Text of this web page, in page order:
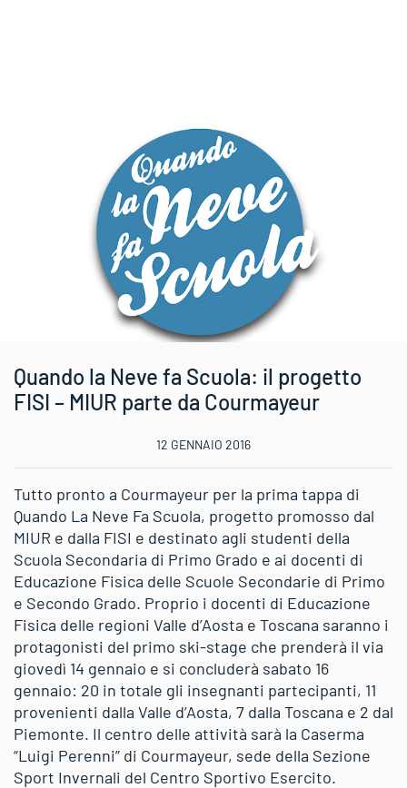
Quando la Neve fa Scuola: il progetto
FISI – MIUR parte da Courmayeur
12 GENNAIO 2016
Tutto pronto a Courmayeur per la prima tappa di
Quando La Neve Fa Scuola, progetto promosso dal
MIUR e dalla FISI e destinato agli studenti della
Scuola Secondaria di Primo Grado e ai docenti di
Educazione Fisica delle Scuole Secondarie di Primo
e Secondo Grado. Proprio i docenti di Educazione
Fisica delle regioni Valle d’Aosta e Toscana saranno i
protagonisti del primo ski-stage che prenderà il via
giovedì 14 gennaio e si concluderà sabato 16
gennaio: 20 in totale gli insegnanti partecipanti, 11
provenienti dalla Valle d’Aosta, 7 dalla Toscana e 2 dal
Piemonte. Il centro delle attività sarà la Caserma
“Luigi Perenni” di Courmayeur, sede della Sezione
Sport Invernali del Centro Sportivo Esercito.